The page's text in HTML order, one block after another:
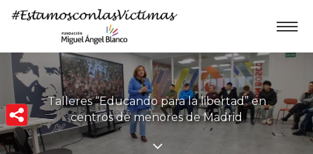
Talleres “Educando para la libertad” en
centros de menores de Madrid